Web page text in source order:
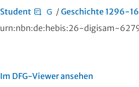
Student / Geschichte 1296-
urn:nbn:de:hebis:26-digisam-
Im DFG-Viewer ansehen